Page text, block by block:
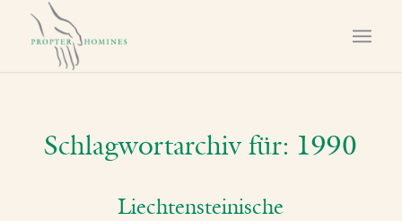
Schlagwortarchiv für: 1990
Liechtensteinische